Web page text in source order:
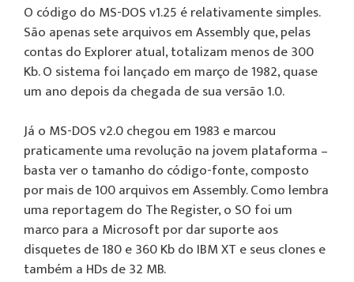
O código do MS-DOS v1.25 é relativamente simples.
São apenas sete arquivos em Assembly que, pelas
contas do Explorer atual, totalizam menos de 300
Kb. O sistema foi lançado em março de 1982, quase
um ano depois da chegada de sua versão 1.0.
Já o MS-DOS v2.0 chegou em 1983 e marcou
praticamente uma revolução na jovem plataforma –
basta ver o tamanho do código-fonte, composto
por mais de 100 arquivos em Assembly. Como lembra
uma reportagem do The Register, o SO foi um
marco para a Microsoft por dar suporte aos
disquetes de 180 e 360 Kb do IBM XT e seus clones e
também a HDs de 32 MB.